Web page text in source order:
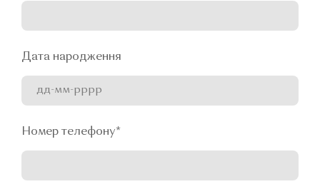
Дата народження
Номер телефону*